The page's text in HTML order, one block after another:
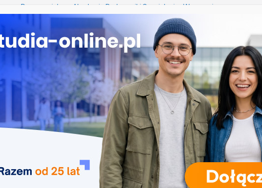
Studia pedagogiczne w Olsztynie
Zarządzanie w Gorzowie Wielkopolskim
Turystyka i rekreacja w Częstochowie
Energetyka w Koszalinie
KIERUNKI RODZAJE STUDIÓW REKRUTACJA DRZWI OTWARTE